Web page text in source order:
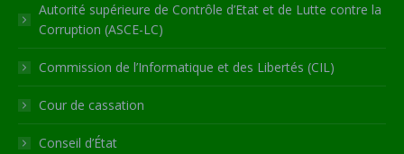
Autorité supérieure de Contrôle d’Etat et de Lutte contre la
Corruption (ASCE-LC)
Commission de l’Informatique et des Libertés (CIL)
Cour de cassation
Conseil d’État